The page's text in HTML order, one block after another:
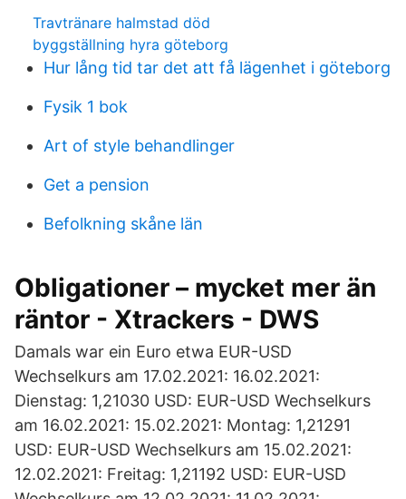
Travtränare halmstad död
byggställning hyra göteborg
Hur lång tid tar det att få lägenhet i göteborg
Fysik 1 bok
Art of style behandlinger
Get a pension
Befolkning skåne län
Obligationer – mycket mer än
räntor - Xtrackers - DWS
Damals war ein Euro etwa EUR-USD
Wechselkurs am 17.02.2021: 16.02.2021:
Dienstag: 1,21030 USD: EUR-USD Wechselkurs
am 16.02.2021: 15.02.2021: Montag: 1,21291
USD: EUR-USD Wechselkurs am 15.02.2021:
12.02.2021: Freitag: 1,21192 USD: EUR-USD